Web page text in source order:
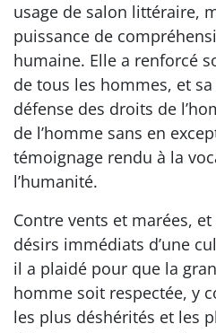
usage de salon littéraire,
puissance de
humaine. Elle a renforcé
de tous les hommes, et
défense des droits de
de l’homme sans en
témoignage rendu à la
l’humanité.
Contre vents et marées,
désirs immédiats d’une
il a plaidé pour que la
homme soit respectée, y
les plus déshérités et les